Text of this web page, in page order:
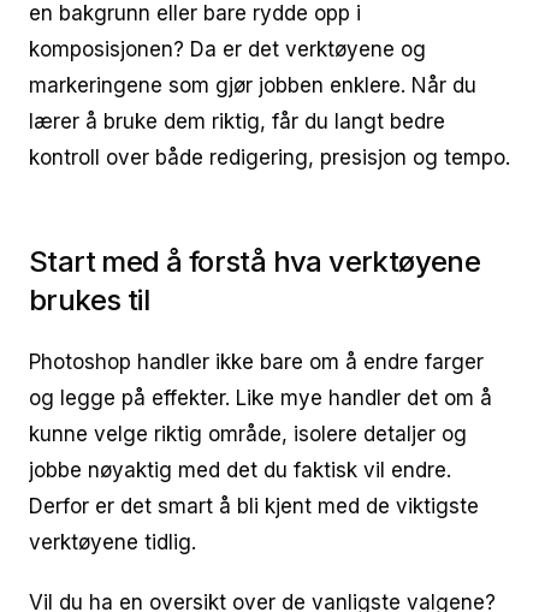
en bakgrunn eller bare rydde opp i
komposisjonen? Da er det verktøyene og
markeringene som gjør jobben enklere. Når du
lærer å bruke dem riktig, får du langt bedre
kontroll over både redigering, presisjon og tempo.
Start med å forstå hva verktøyene
brukes til
Photoshop handler ikke bare om å endre farger
og legge på effekter. Like mye handler det om å
kunne velge riktig område, isolere detaljer og
jobbe nøyaktig med det du faktisk vil endre.
Derfor er det smart å bli kjent med de viktigste
verktøyene tidlig.
Vil du ha en oversikt over de vanligste valgene?